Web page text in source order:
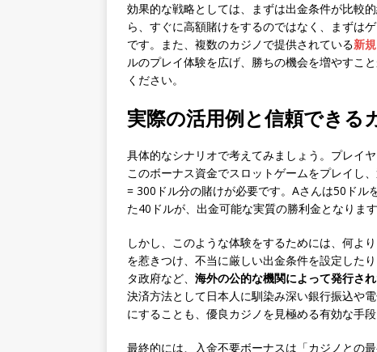
効果的な戦略としては、まずは出金条件が比較
ら、すぐに高額賭けをするのではなく、まずは
です。また、複数のカジノで提供されている新
ルのプレイ体験を広げ、勝ちの機会を増やすこ
ください。
実際の活用例と信頼できる
具体的なシナリオで考えてみましょう。プレイ
このボーナス資金でスロットゲームをプレイし
= 300ドル分の賭けが必要です。Aさんは50ド
た40ドルが、出金可能な実質の勝利金となりま
しかし、このような体験をするためには、何よ
を惹きつけ、不当に厳しい出金条件を設定した
タ政府など、 海外の公的な機関によって発行さ
決済方法として日本人に馴染み深い銀行振込や
にすることも、優良カジノを見極める有効な手段
最終的には、入金不要ボーナスは「カジノとの